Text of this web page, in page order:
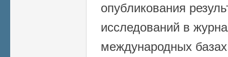
опубликования
исследований в
международных